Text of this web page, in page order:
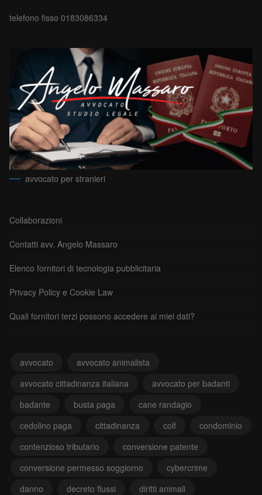
telefono fisso 0183086334
avvocato per stranieri
Collaborazioni
Contatti avv. Angelo Massaro
Elenco fornitori di tecnologia pubblicitaria
Privacy Policy e Cookie Law
Quali fornitori terzi possono accedere ai miei dati?
avvocato
avvocato animalista
avvocato cittadinanza italiana
avvocato per badanti
badante
busta paga
cane randagio
cedolino paga
cittadinanza colf
condominio
contenzioso tributario
conversione patente
conversione permesso soggiorno
cybercrime
danno
decreto flussi diritti animali